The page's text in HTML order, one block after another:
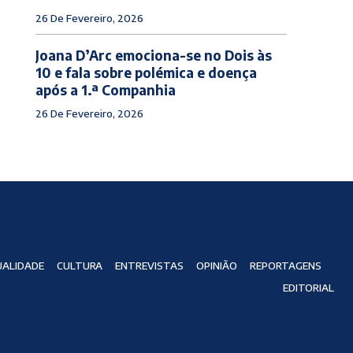
26 De Fevereiro, 2026
Joana D’Arc emociona-se no Dois às
10 e fala sobre polémica e doença
após a 1.ª Companhia
26 De Fevereiro, 2026
CULTURA ENTREVISTAS OPINIÃO
REPORTAGENS
EDITORIAL